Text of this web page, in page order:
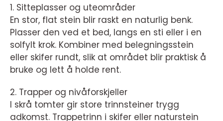
1. Sitteplasser og uteområder
En stor, flat stein blir raskt en naturlig benk.
Plasser den ved et bed, langs en sti eller i en
solfylt krok. Kombiner med belegningsstein
eller skifer rundt, slik at området blir praktisk å
bruke og lett å holde rent.
2. Trapper og nivåforskjeller
I skrå tomter gir store trinnsteiner trygg
adkomst. Trappetrinn i skifer eller naturstein